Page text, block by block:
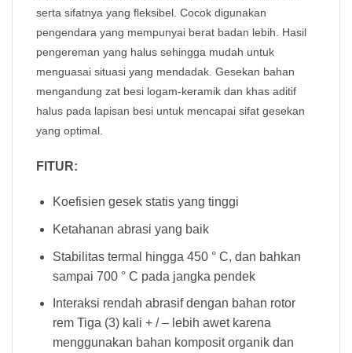
serta sifatnya yang fleksibel. Cocok digunakan
pengendara yang mempunyai berat badan lebih. Hasil
pengereman yang halus sehingga mudah untuk
menguasai situasi yang mendadak. Gesekan bahan
mengandung zat besi logam-keramik dan khas aditif
halus pada lapisan besi untuk mencapai sifat gesekan
yang optimal
FITUR:
Koefisien gesek statis yang tinggi
Ketahanan abrasi yang baik
Stabilitas termal hingga 450 ° C, dan bahkan
sampai 700 ° C pada jangka pendek
Interaksi rendah abrasif dengan bahan rotor
rem Tiga (3) kali + / – lebih awet karena
menggunakan bahan komposit organik dan